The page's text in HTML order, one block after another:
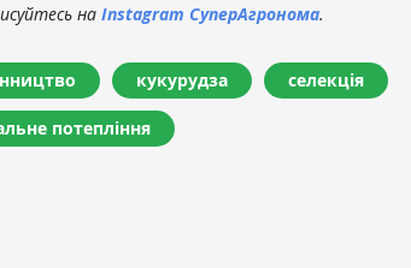
на Instagram СуперАгронома.
кукурудза селекція
потепління